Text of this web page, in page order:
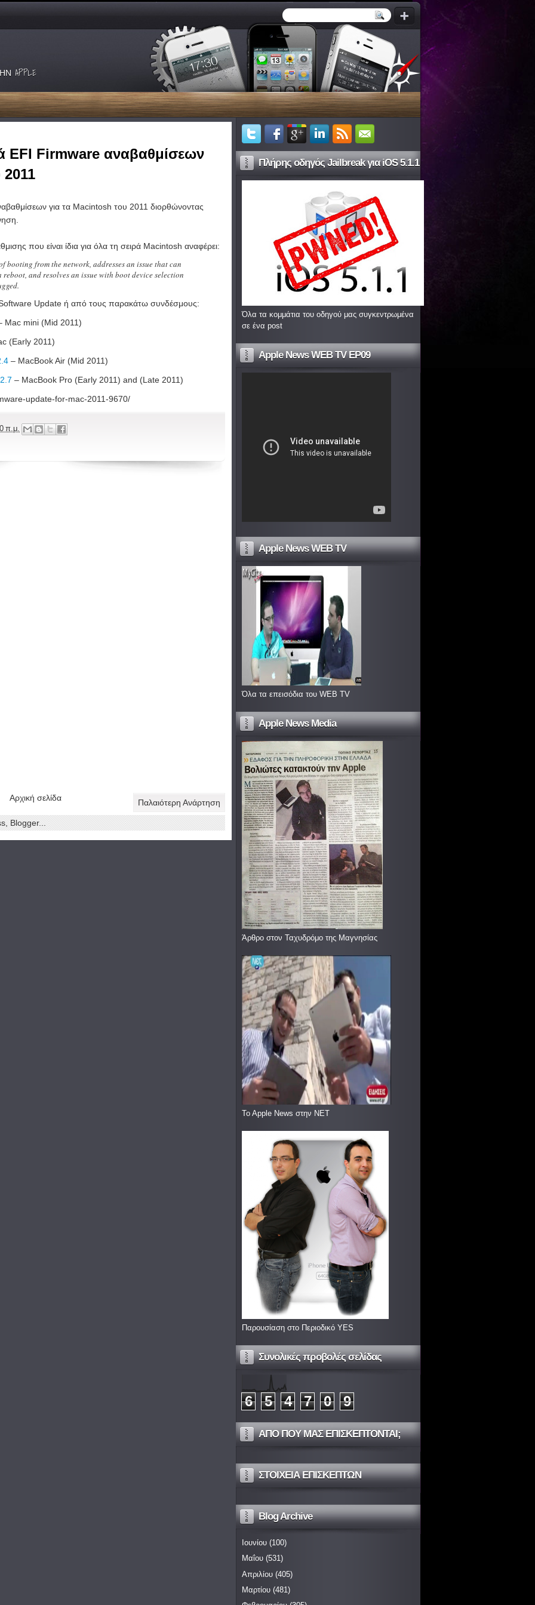
APPLE
EFI Firmware αναβαθμίσεων
για τα Macintosh του 2011 διορθώνοντας
που είναι ίδια για όλα τη σειρά Macintosh αναφέρει:
booting from the network, addresses an issue that can
and resolves an issue with boot device selection
Update ή από τους παρακάτω συνδέσμους:
Mac mini (Mid 2011)
(Early 2011)
– MacBook Air (Mid 2011)
– MacBook Pro (Early 2011) and (Late 2011)
update-for-mac-2011-9670/
π.μ.
Παλαιότερη Ανάρτηση
Αρχική σελίδα
Πλήρης οδηγός Jailbreak για iOS 5.1.1
Όλα τα κομμάτια του οδηγού μας συγκεντρωμένα
σε ένα post
Apple News WEB TV EP09
Apple News WEB TV
Όλα τα επεισόδια του WEB TV
Apple News Media
Άρθρο στον Ταχυδρόμο της Μαγνησίας
To Apple News στην ΝΕΤ
Παρουσίαση στο Περιοδικό YES
Συνολικές προβολές σελίδας
6 5 4 7 0 9
ΑΠΟ ΠΟΥ ΜΑΣ ΕΠΙΣΚΕΠΤΟΝΤΑΙ;
ΣΤΟΙΧΕΙΑ ΕΠΙΣΚΕΠΤΩΝ
Blog Archive
Ιουνίου (100)
Μαΐου (531)
Απριλίου (405)
Μαρτίου (481)